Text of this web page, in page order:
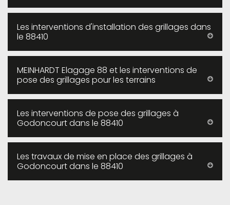
Les interventions d'installation des grillages dans
le 88410
MEINHARDT Elagage 88 et les interventions de
pose des grillages pour les terrains
Les interventions de pose des grillages à
Godoncourt dans le 88410
Les travaux de mise en place des grillages à
Godoncourt dans le 88410